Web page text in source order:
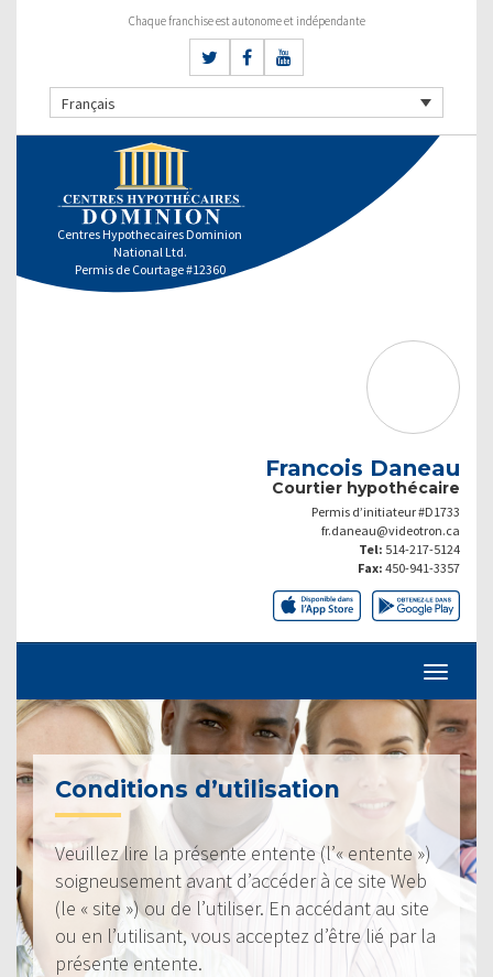
Chaque franchise est autonome et indépendante
Français
Centres Hypothecaires Dominion
National Ltd.
Permis de Courtage #12360
Francois Daneau
Courtier hypothécaire
Permis d’initiateur #D1733
fr.daneau@videotron.ca
Tel: 514-217-5124
Fax: 450-941-3357
Conditions d’utilisation
Veuillez lire la présente entente (l’« entente »)
soigneusement avant d’accéder à ce site Web
(le « site ») ou de l’utiliser. En accédant au site
ou en l’utilisant, vous acceptez d’être lié par la
présente entente.